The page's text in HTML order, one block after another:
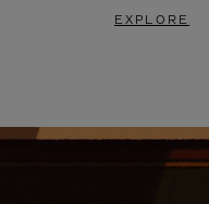
EXPLORE